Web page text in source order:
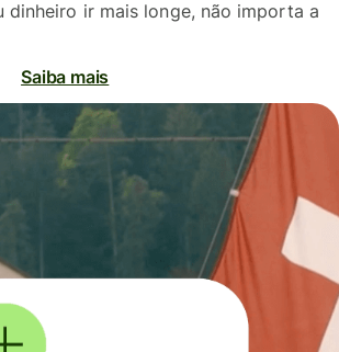
dinheiro ir mais longe, não importa a
Saiba mais